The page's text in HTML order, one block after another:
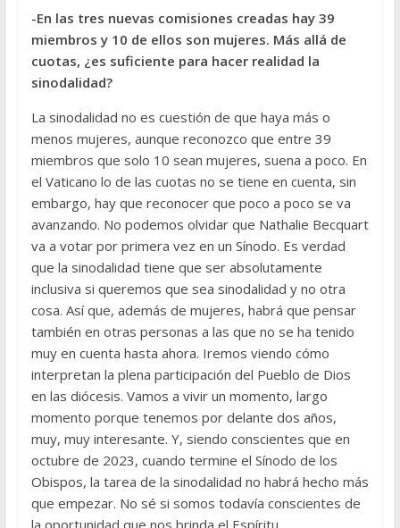
-En las tres nuevas comisiones creadas hay 39
miembros y 10 de ellos son mujeres. Más allá de
cuotas, ¿es suficiente para hacer realidad la
sinodalidad?
La sinodalidad no es cuestión de que haya más o
menos mujeres, aunque reconozco que entre 39
miembros que solo 10 sean mujeres, suena a poco. En
el Vaticano lo de las cuotas no se tiene en cuenta, sin
embargo, hay que reconocer que poco a poco se va
avanzando. No podemos olvidar que Nathalie Becquart
va a votar por primera vez en un Sínodo. Es verdad
que la sinodalidad tiene que ser absolutamente
inclusiva si queremos que sea sinodalidad y no otra
cosa. Así que, además de mujeres, habrá que pensar
también en otras personas a las que no se ha tenido
muy en cuenta hasta ahora. Iremos viendo cómo
interpretan la plena participación del Pueblo de Dios
en las diócesis. Vamos a vivir un momento, largo
momento porque tenemos por delante dos años,
muy, muy interesante. Y, siendo conscientes que en
octubre de 2023, cuando termine el Sínodo de los
Obispos, la tarea de la sinodalidad no habrá hecho más
que empezar. No sé si somos todavía conscientes de